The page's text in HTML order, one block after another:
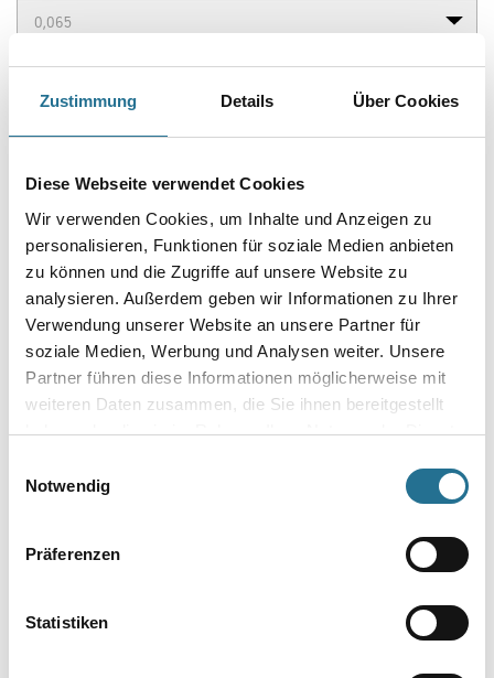
Zustimmung Details Über Cookies
Diese Webseite verwendet Cookies
Wir verwenden Cookies, um Inhalte und Anzeigen zu
personalisieren, Funktionen für soziale Medien anbieten
zu können und die Zugriffe auf unsere Website zu
analysieren. Außerdem geben wir Informationen zu Ihrer
Verwendung unserer Website an unsere Partner für
soziale Medien, Werbung und Analysen weiter. Unsere
Partner führen diese Informationen möglicherweise mit
weiteren Daten zusammen, die Sie ihnen bereitgestellt
haben oder die sie im Rahmen Ihrer Nutzung der Dienste
Notwendig
Präferenzen
Statistiken
Gebinde
Umrechnungsfaktoren